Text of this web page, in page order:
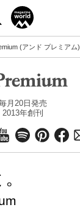
(アンド プレミアム)
月20日発売
2013年創刊
。